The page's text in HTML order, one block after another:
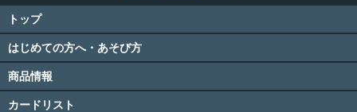
トップ
はじめての方へ・あそび方
商品情報
カードリスト